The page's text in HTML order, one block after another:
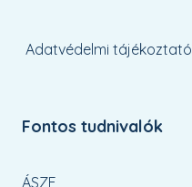
Adatvédelmi tájékoztató
Fontos tudnivalók
ÁSZF